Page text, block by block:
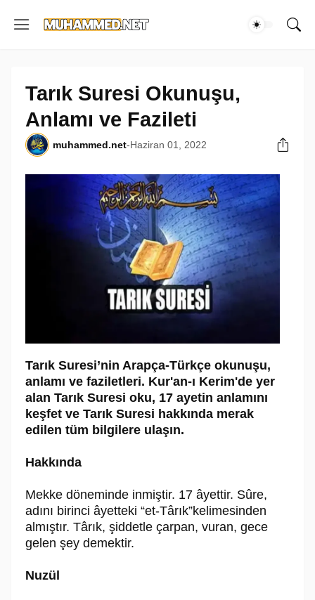
Tarık Suresi Okunuşu,
Anlamı ve Fazileti
muhammed.net-Haziran 01, 2022
Tarık Suresi’nin Arapça-Türkçe okunuşu,
anlamı ve faziletleri. Kur'an-ı Kerim'de yer
alan Tarık Suresi oku, 17 ayetin anlamını
keşfet ve Tarık Suresi hakkında merak
edilen tüm bilgilere ulaşın.
Hakkında
Mekke döneminde inmiştir. 17 âyettir. Sûre,
adını birinci âyetteki “et-Târık”kelimesinden
almıştır. Târık, şiddetle çarpan, vuran, gece
gelen şey demektir.
Nuzül